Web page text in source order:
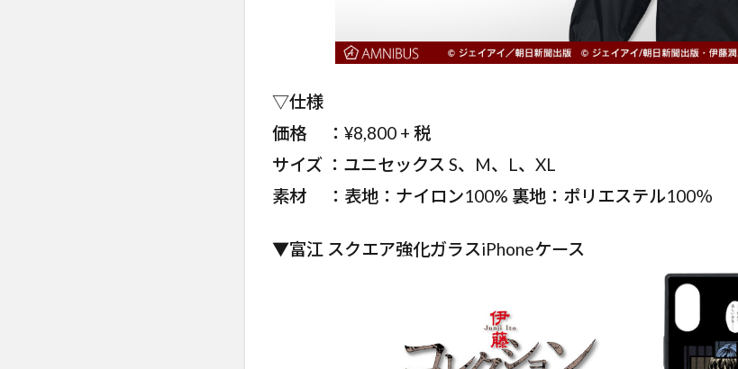
▽仕様
価格 ：¥8,800 + 税
サイズ ：ユニセックス S、M、L、XL
素材 ：表地：ナイロン100% 裏地：ポリエステル100％
▼富江 スクエア強化ガラスiPhoneケース